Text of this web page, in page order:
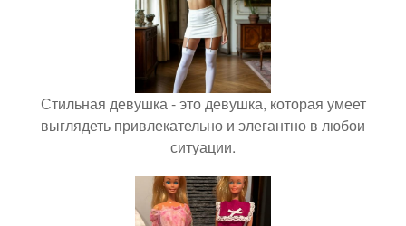
Стильная девушка - это девушка, которая умеет
выглядеть привлекательно и элегантно в любои
ситуации.